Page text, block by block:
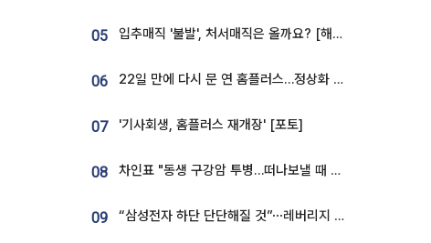
05 입추매직 '불발', 처서매직은 올까요? [해시태그]
06 22일 만에 다시 문 연 홈플러스…정상화 바쁜데 재고 없어 ‘발동동’[가보니]
07 '기사회생, 홈플러스 재개장' [포토]
08 차인표 "동생 구강암 투병…떠나보낼 때 가장 힘들었다”
09 “삼성전자 하단 단단해질 것”⋯레버리지 규제에 쏠림 완화 [찐코노미]